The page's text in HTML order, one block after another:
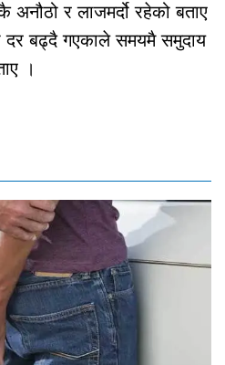
अनौठो र लाजमर्दो रहेको बताए
दर बढ्दै गएकाले समयमै समुदाय
।